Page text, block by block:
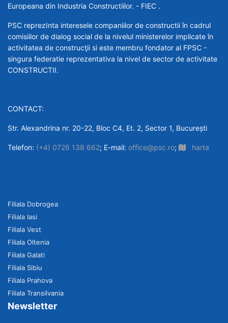
Europeana din Industria Constructiilor. - FIEC .
PSC reprezInta interesele companiilor de constructii în cadrul
comisiilor de dialog social de la nivelul ministerelor implicate în
activitatea de construcţii si este membru fondator al FPSC -
singura federatie reprezentativa la nivel de sector de activitate
CONSTRUCTII.
CONTACT:
Str. Alexandrina nr. 20-22, Bloc C4, Et. 2, Sector 1, București
Telefon: (+4) 0726 138 662; E-mail: office@psc.ro; harta
Filiala Dobrogea
Filiala Iasi
Filiala Vest
Filiala Oltenia
Filiala Galati
Filiala Sibiu
Filiala Prahova
Filiala Transilvania
Newsletter